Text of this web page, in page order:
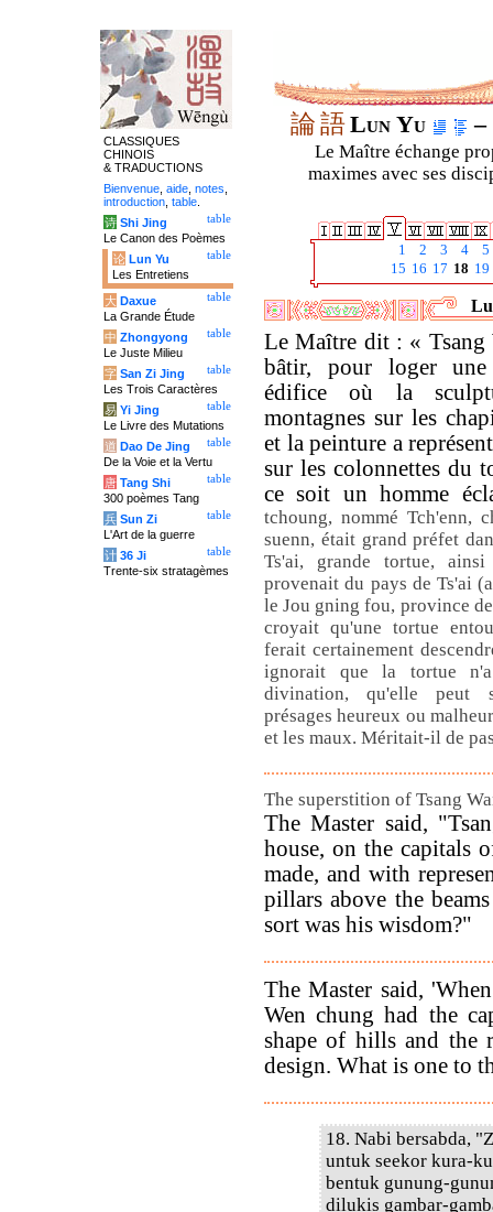
論語Lun Yu –
Le Maître échange
maximes avec ses
1 2 3 4
5
15 16 17 18 19
Le Maître dit : « Tsang
bâtir, pour loger
édifice où la
montagnes sur les
et la peinture a
sur les colonnettes du
ce soit un homme
tchoung, nommé Tch'enn,
suenn, était grand préfet
Ts'ai, grande tortue,
provenait du pays de Ts'ai
le Jou gning fou, province
croyait qu'une tortue
ferait certainement
ignorait que la tortue
divination, qu'elle peut
présages heureux ou
et les maux. Méritait-il de
The superstition of Tsang
The Master said,
house, on the capitals
made, and with
pillars above the
sort was his wisdom?"
The Master said,
Wen chung had the
shape of hills and the
design. What is one to
18. Nabi bersabda,
untuk seekor kura-
bentuk gunung-
dilukis gambar-
CLASSIQUES
CHINOIS
& TRADUCTIONS
Bienvenue aide notes
introduction table
table
诗 Shi Jing
Le Canon des Poèmes
table
论 Lun Yu
Les Entretiens
table
大 Daxue
La Grande Étude
table
中 Zhongyong
Le Juste Milieu
table
字 San Zi Jing
Les Trois Caractères
table
易 Yi Jing
Le Livre des Mutations
table
道 Dao De Jing
De la Voie et la Vertu
table
唐 Tang Shi
300 poèmes Tang
table
兵 Sun Zi
L'Art de la guerre
table
计 36 Ji
Trente-six stratagèmes